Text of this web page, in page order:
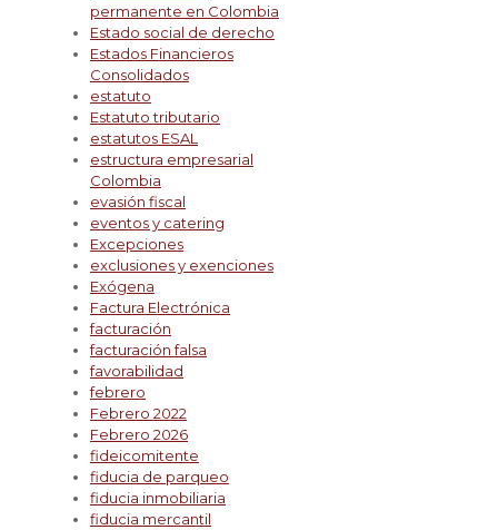
permanente en Colombia
Estado social de derecho
Estados Financieros
Consolidados
estatuto
Estatuto tributario
estatutos ESAL
estructura empresarial
Colombia
evasión fiscal
eventos y catering
Excepciones
exclusiones y exenciones
Exógena
Factura Electrónica
facturación
facturación falsa
favorabilidad
febrero
Febrero 2022
Febrero 2026
fideicomitente
fiducia de parqueo
fiducia inmobiliaria
fiducia mercantil